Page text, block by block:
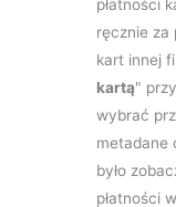
płatności
ręcznie za
kart innej
kartą"
wybrać
metadane
było
płatności